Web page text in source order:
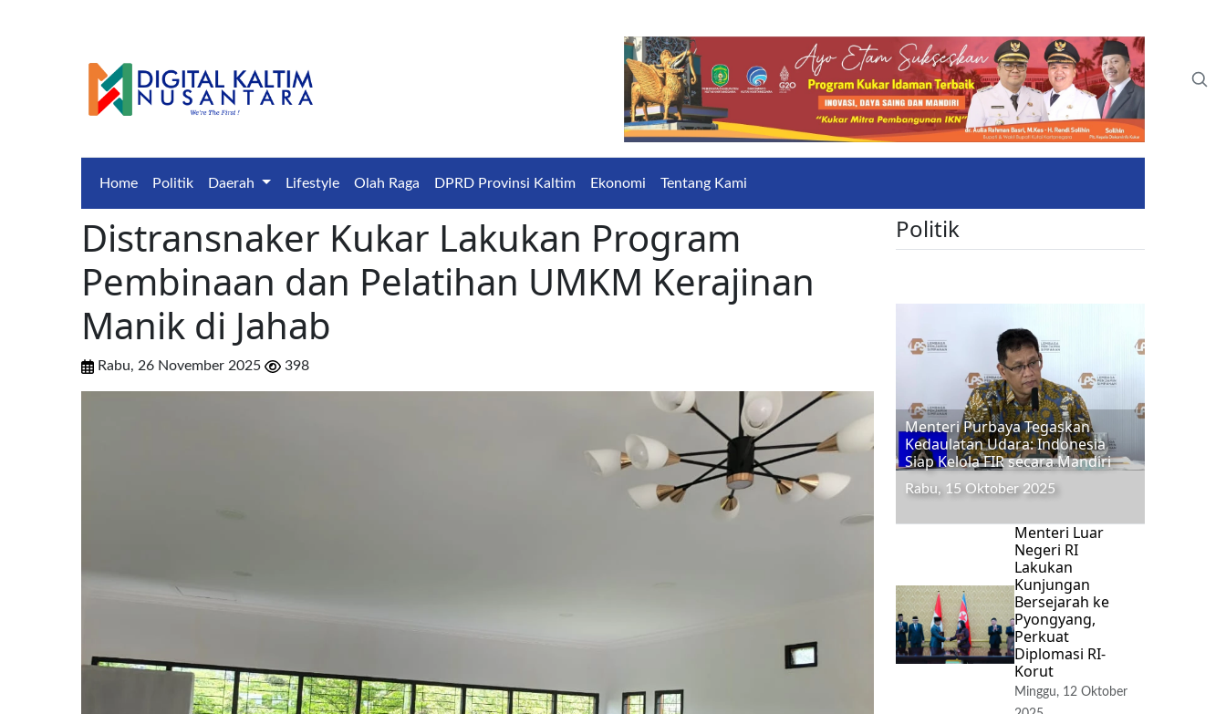
Home Politik Daerah Lifestyle Olah Raga DPRD Provinsi Kaltim Ekonomi Tentang Kami
Distransnaker Kukar Lakukan Program
Pembinaan dan Pelatihan UMKM Kerajinan
Manik di Jahab
Rabu, 26 November 2025 398
Politik
Menteri Purbaya Tegaskan
Kedaulatan Udara: Indonesia
Siap Kelola FIR secara Mandiri
Rabu, 15 Oktober 2025
Menteri Luar
Negeri RI
Lakukan
Kunjungan
Bersejarah ke
Pyongyang,
Perkuat
Diplomasi RI-
Korut
Minggu, 12 Oktober